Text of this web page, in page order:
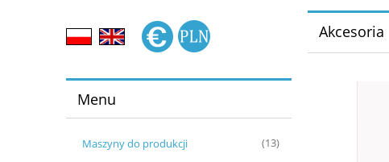
Menu
Maszyny do produkcji (13)
Akcesoria